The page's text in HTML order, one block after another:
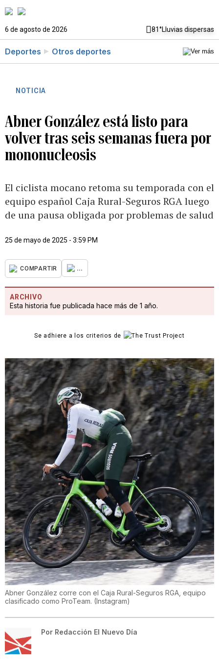
6 de agosto de 2026 81°Lluvias dispersas
Deportes Otros deportes
NOTICIA
Abner González está listo para
volver tras seis semanas fuera por
mononucleosis
El ciclista mocano retoma su temporada con el
equipo español Caja Rural-Seguros RGA luego
de una pausa obligada por problemas de salud
25 de mayo de 2025 - 3:59 PM
COMPARTIR ...
ARCHIVO
Esta historia fue publicada hace más de 1 año.
Se adhiere a los criterios de
Abner González corre con el Caja Rural-Seguros RGA, equipo
clasificado como ProTeam. (Instagram)
Por Redacción El Nuevo Día